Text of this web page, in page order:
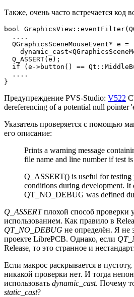
Также, очень часто встречается код
bool
  ....
  QGraphicsSceneMouseEvent* e =
  Q_ASSERT(e);
if (e->button() ==
  ....
}
Предупреждение PVS-Studio: V522
dereferencing of a potential null pointer
Указатель проверяется с помощью
его описание:
Prints a warning message
file name and line number if test is
Q_ASSERT() is useful for testing
conditions during development. It
QT_NO_DEBUG was defined
Q_ASSERTплохой способ проверки
использованием. Как правило в
QT_NO_DEBUG не определён. Я не
проекте LibrePCB. Однако, если
Release, то это странное и
Если макрос раскрывается в пустоту,
никакой проверки нет. И тогда
использовать dynamic_cast. Почему
static_cast?